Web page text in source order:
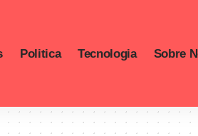
Politica Tecnologia Sobre